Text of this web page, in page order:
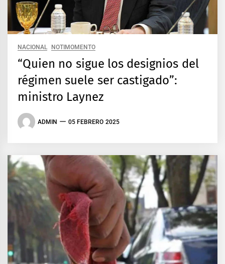
NACIONAL NOTIMOMENTO
“Quien no sigue los designios del
régimen suele ser castigado”:
ministro Laynez
ADMIN 05 FEBRERO 2025